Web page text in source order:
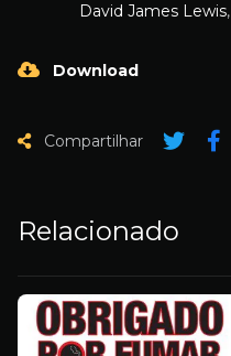
David James Lewis,
Download
Compartilhar
Relacionado